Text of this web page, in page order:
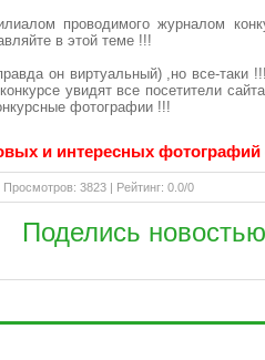
проводимого журналом
в этой теме !!!
он виртуальный) ,но все-
увидят все посетители
фотографии !!!
и интересных
Просмотров: 3823 | Рейтинг: 0.0/0
Поделись